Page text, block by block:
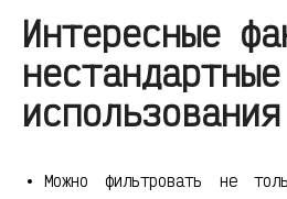
Интересные
использования
Можно фильтровать не